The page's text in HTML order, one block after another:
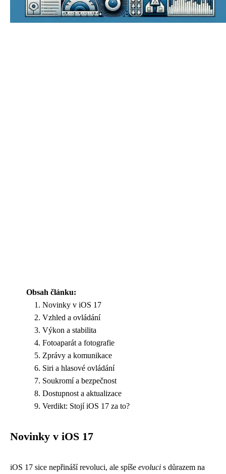
Obsah článku:
Novinky v iOS 17
Vzhled a ovládání
Výkon a stabilita
Fotoaparát a fotografie
Zprávy a komunikace
Siri a hlasové ovládání
Soukromí a bezpečnost
Dostupnost a aktualizace
Verdikt: Stojí iOS 17 za to?
Novinky v iOS 17
iOS 17 sice nepřináší revoluci, ale spíše evoluci s důrazem na